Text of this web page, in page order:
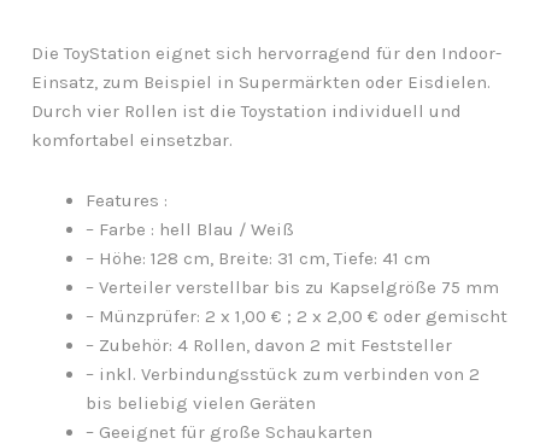
Die ToyStation eignet sich hervorragend für den Indoor-
Einsatz, zum Beispiel in Supermärkten oder Eisdielen.
Durch vier Rollen ist die Toystation individuell und
komfortabel einsetzbar.
Features :
– Farbe : hell Blau / Weiß
– Höhe: 128 cm, Breite: 31 cm, Tiefe: 41 cm
– Verteiler verstellbar bis zu Kapselgröße 75 mm
– Münzprüfer: 2 x 1,00 € ; 2 x 2,00 € oder gemischt
– Zubehör: 4 Rollen, davon 2 mit Feststeller
– inkl. Verbindungsstück zum verbinden von 2
bis beliebig vielen Geräten
– Geeignet für große Schaukarten